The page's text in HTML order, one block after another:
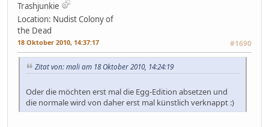
Trashjunkie
Location: Nudist Colony of
the Dead
18 Oktober 2010, 14:37:17 #1690
Zitat von: mali am 18 Oktober 2010, 14:24:19
Oder die möchten erst mal die Egg-Edition absetzen und
die normale wird von daher erst mal künstlich verknappt :)